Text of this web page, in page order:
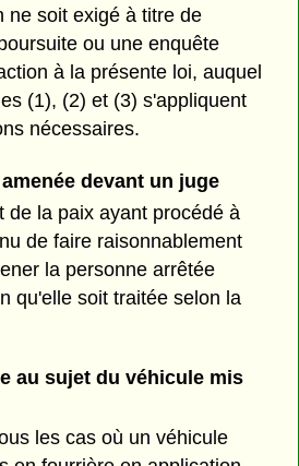
ne soit exigé à titre de
ou une enquête
à la présente loi, auquel
(1), (2) et (3) s'appliquent
nécessaires.
devant un juge
de la paix ayant procédé à
de faire raisonnablement
la personne arrêtée
qu'elle soit traitée selon la
au sujet du véhicule mis
les cas où un véhicule